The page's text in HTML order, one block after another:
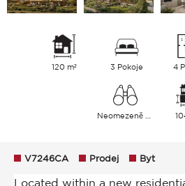
120 m² 3 Pokoje 4
V7246CA Prodej Byt